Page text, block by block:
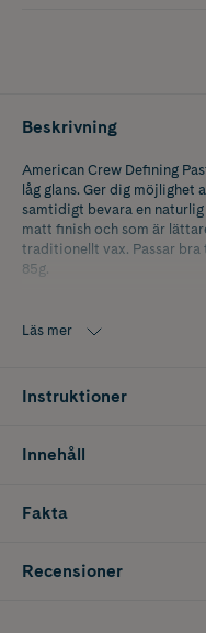
Beskrivning
American Crew Defining
låg glans. Ger dig
samtidigt bevara en
matt finish och som är
traditionellt vax. Passar bra
85g.
Läs mer
Instruktioner
Innehåll
Fakta
Recensioner